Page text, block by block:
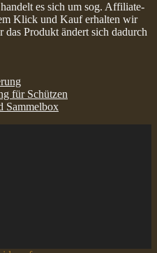
es sich um sog. Affiliate-
Klick und Kauf erhalten wir
Produkt ändert sich dadurch